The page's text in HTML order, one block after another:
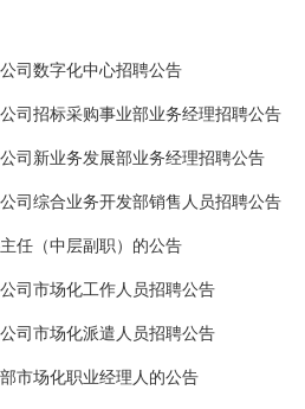
司数字化中心招聘公告
司招标采购事业部业务经理招聘公告
司新业务发展部业务经理招聘公告
司综合业务开发部销售人员招聘公告
任（中层副职）的公告
司市场化工作人员招聘公告
司市场化派遣人员招聘公告
市场化职业经理人的公告